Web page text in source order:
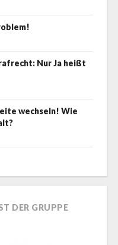
Nur Ja heißt
wechseln! Wie
DER GRUPPE